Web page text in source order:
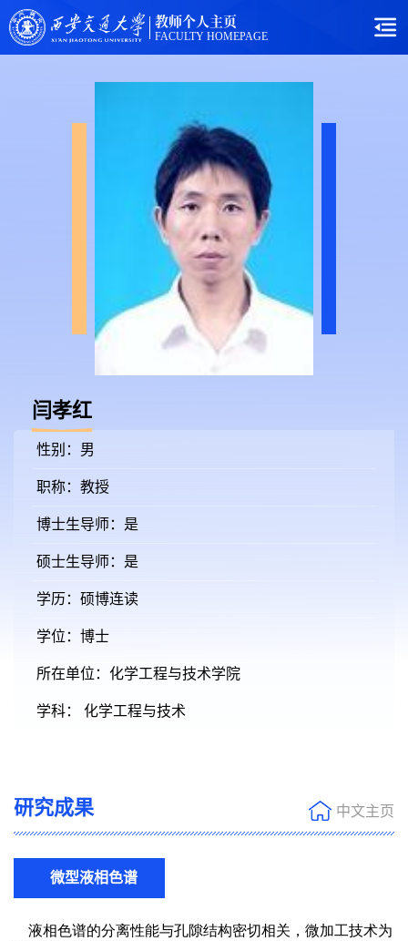
教师个人主页
FACULTY HOMEPAGE
闫孝红
性别：男
职称：教授
博士生导师：是
硕士生导师：是
学历：硕博连读
学位：博士
所在单位：化学工程与技术学院
学科： 化学工程与技术
研究成果 中文主页
微型液相色谱